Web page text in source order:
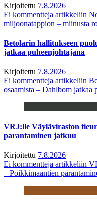
Kirjoitettu 7.8.2026
Ei kommentteja artikkeliin
miljoonatappion – miinusta
Betolarin hallitukseen
jatkaa puheenjohtajana
Kirjoitettu 7.8.2026
Ei kommentteja artikkeliin
osaamista – Dahlbom jatkaa
VRJ:lle Väyläviraston
parantaminen jatkuu
Kirjoitettu 7.8.2026
Ei kommentteja artikkeliin
– Poikkimaantien